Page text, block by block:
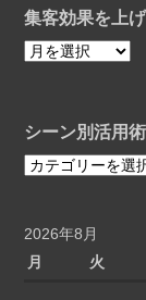
集客効果を上
集
を
上
の
ぼ
シーン別活用
シ
別
活
2026年8月
月
火